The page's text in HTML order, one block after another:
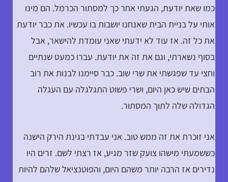
כמו שאת יודעת, הגעתי אחר כך למסתור הכרמל. הם מינו
אותי על בניית הבית שאנחנו יושבות בו עכשיו. את כבר יודעת
את כל זה. אז עוד לא ידעתי שאני עומדת להישאר, אבל
בסוף נשארתי, וגם את זה את יודעת. עברו כמעט שנתיים
וחצי עד שפגשתי את שרי שוב. כבר סיימנו לבנות את רוב
הבתים שיש כאן היום, ושרי פשוט התגלגלה עם העגלה
הגדולה שלה לתוך המסתור.
אני זוכרת את זה ממש טוב. אני עבדתי בגינת הירק הישנה
כששמעתי מישהו צועק שזר מגיע, אז רצתי לשם. זרים היו
נדירים אז הרבה יותר משהם היום, והפוטנציאל שלהם להיות